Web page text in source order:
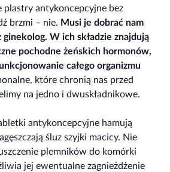
plastry antykoncepcyjne bez
brzmi – nie. Musi je dobrać nam
W ich składzie znajdują
pochodne żeńskich hormonów,
całego organizmu
które chronią nas przed
na jedno i dwuskładnikowe.
antykoncepcyjne hamują
śluz szyjki macicy. Nie
plemników do komórki
jej ewentualne zagnieżdżenie